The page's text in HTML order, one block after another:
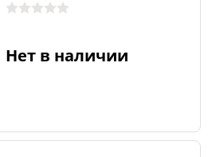
Нет в наличии